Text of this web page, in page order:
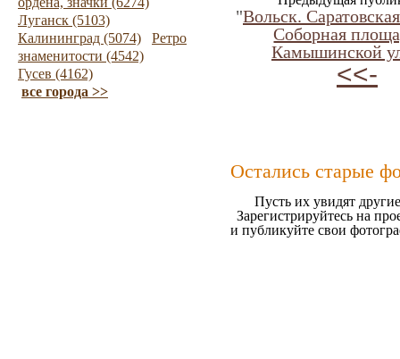
Луганск (5103)
Калининград (5074)
Ретро
знаменитости (4542)
Гусев (4162)
все города >>
"Вольск.
Соборная
Камышинской
<<-
Остались старые
Пусть их увидят
Зарегистрируйтесь на
и публикуйте свои